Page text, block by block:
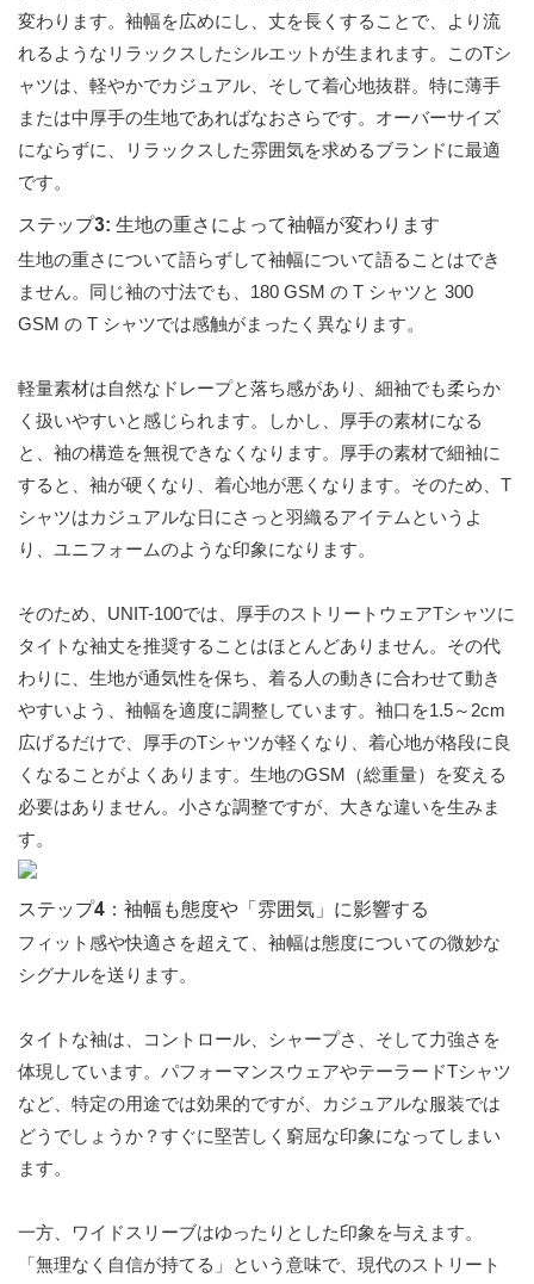
変わります。袖幅を広めにし、丈を長くすることで、より流
れるようなリラックスしたシルエットが生まれます。このTシ
ャツは、軽やかでカジュアル、そして着心地抜群。特に薄手
または中厚手の生地であればなおさらです。オーバーサイズ
にならずに、リラックスした雰囲気を求めるブランドに最適
です。
ステップ3: 生地の重さによって袖幅が変わります
生地の重さについて語らずして袖幅について語ることはでき
ません。同じ袖の寸法でも、180 GSM の T シャツと 300
GSM の T シャツでは感触がまったく異なります。
軽量素材は自然なドレープと落ち感があり、細袖でも柔らか
く扱いやすいと感じられます。しかし、厚手の素材になる
と、袖の構造を無視できなくなります。厚手の素材で細袖に
すると、袖が硬くなり、着心地が悪くなります。そのため、T
シャツはカジュアルな日にさっと羽織るアイテムというよ
り、ユニフォームのような印象になります。
そのため、UNIT-100では、厚手のストリートウェアTシャツに
タイトな袖丈を推奨することはほとんどありません。その代
わりに、生地が通気性を保ち、着る人の動きに合わせて動き
やすいよう、袖幅を適度に調整しています。袖口を1.5～2cm
広げるだけで、厚手のTシャツが軽くなり、着心地が格段に良
くなることがよくあります。生地のGSM（総重量）を変える
必要はありません。小さな調整ですが、大きな違いを生みま
す。
ステップ4：袖幅も態度や「雰囲気」に影響する
フィット感や快適さを超えて、袖幅は態度についての微妙な
シグナルを送ります。
タイトな袖は、コントロール、シャープさ、そして力強さを
体現しています。パフォーマンスウェアやテーラードTシャツ
など、特定の用途では効果的ですが、カジュアルな服装では
どうでしょうか？すぐに堅苦しく窮屈な印象になってしまい
ます。
一方、ワイドスリーブはゆったりとした印象を与えます。
「無理なく自信が持てる」という意味で、現代のストリート